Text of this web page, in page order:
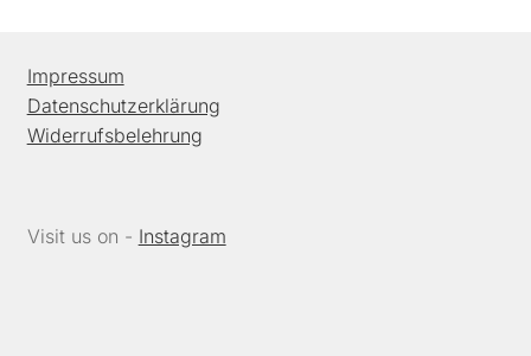
Impressum
Datenschutzerklärung
Widerrufsbelehrung
Visit us on - Instagram